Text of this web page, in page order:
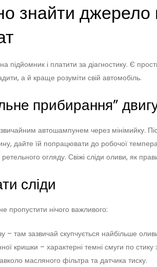
знайти джерело
підйомник і платити за діагностику. Є
а й краще розуміти свій автомобіль.
прибирання”
автошампунем через мінімийку.
дайте їй попрацювати до робочої
огляду. Свіжі сліди оливи, як
сліди
пропустити нічого важливого:
– там зазвичай скупчується найбільше
кришки – характерні темні смуги по стику
масляного фільтра та датчика тиску.